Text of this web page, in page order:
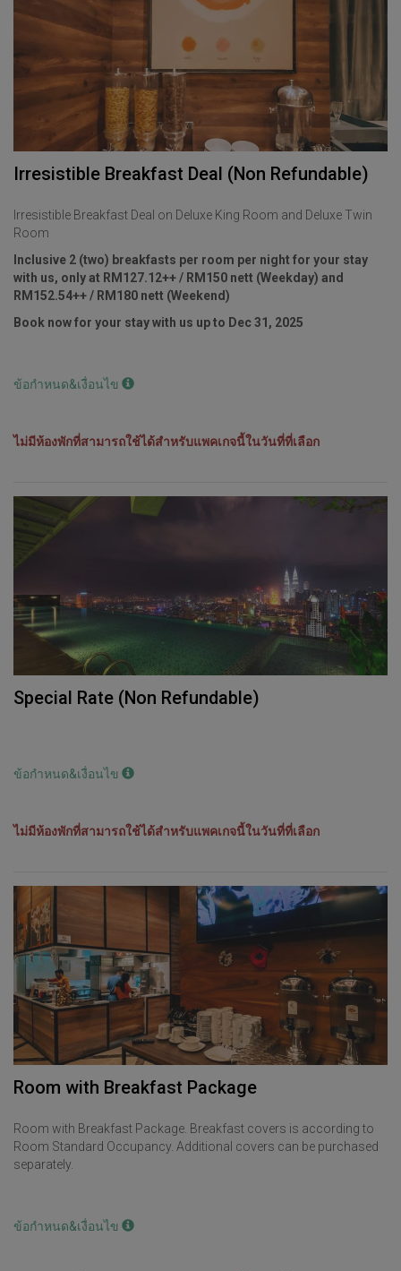
Irresistible Breakfast Deal (Non Refundable)
Irresistible Breakfast Deal on Deluxe King Room and Deluxe Twin
Room
Inclusive 2 (two) breakfasts per room per night for your stay
with us, only at RM127.12++ / RM150 nett (Weekday) and
RM152.54++ / RM180 nett (Weekend)
Book now for your stay with us up to Dec 31, 2025
ข้อกำหนด&เงื่อนไข
ไม่มีห้องพักที่สามารถใช้ได้สำหรับแพคเกจนี้ในวันที่ที่เลือก
Special Rate (Non Refundable)
ข้อกำหนด&เงื่อนไข
ไม่มีห้องพักที่สามารถใช้ได้สำหรับแพคเกจนี้ในวันที่ที่เลือก
Room with Breakfast Package
Room with Breakfast Package. Breakfast covers is according to
Room Standard Occupancy. Additional covers can be purchased
separately.
ข้อกำหนด&เงื่อนไข